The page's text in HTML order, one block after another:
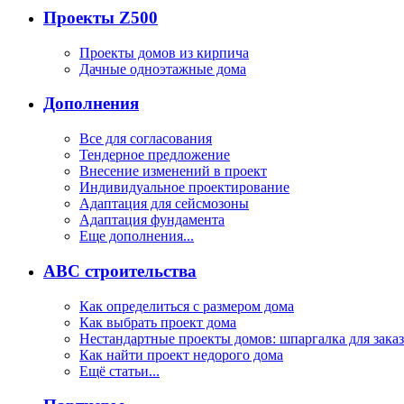
Проекты Z500
Проекты домов из кирпича
Дачные одноэтажные дома
Дополнения
Все для согласования
Тендерное предложение
Внесение изменений в проект
Индивидуальное проектирование
Адаптация для сейсмозоны
Адаптация фундамента
Еще дополнения...
ABC строительства
Как определиться с размером дома
Как выбрать проект дома
Нестандартные проекты домов: шпаргалка для
Как найти проект недорого дома
Ещё статьи...